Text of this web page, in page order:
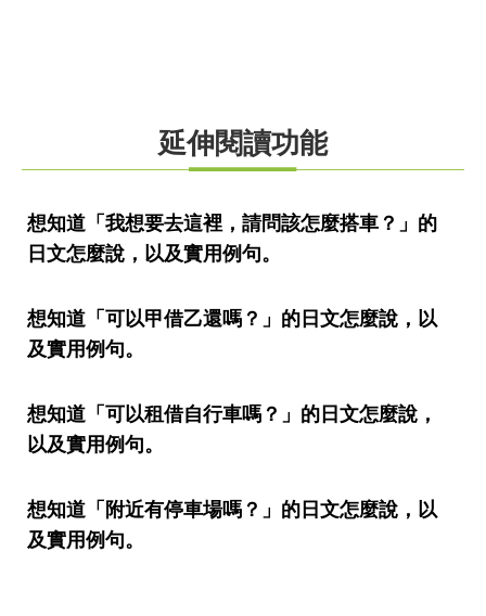
延伸閱讀功能
想知道「我想要去這裡，請問該怎麼搭車？」的
日文怎麼說，以及實用例句。
想知道「可以甲借乙還嗎？」的日文怎麼說，以
及實用例句。
想知道「可以租借自行車嗎？」的日文怎麼說，
以及實用例句。
想知道「附近有停車場嗎？」的日文怎麼說，以
及實用例句。